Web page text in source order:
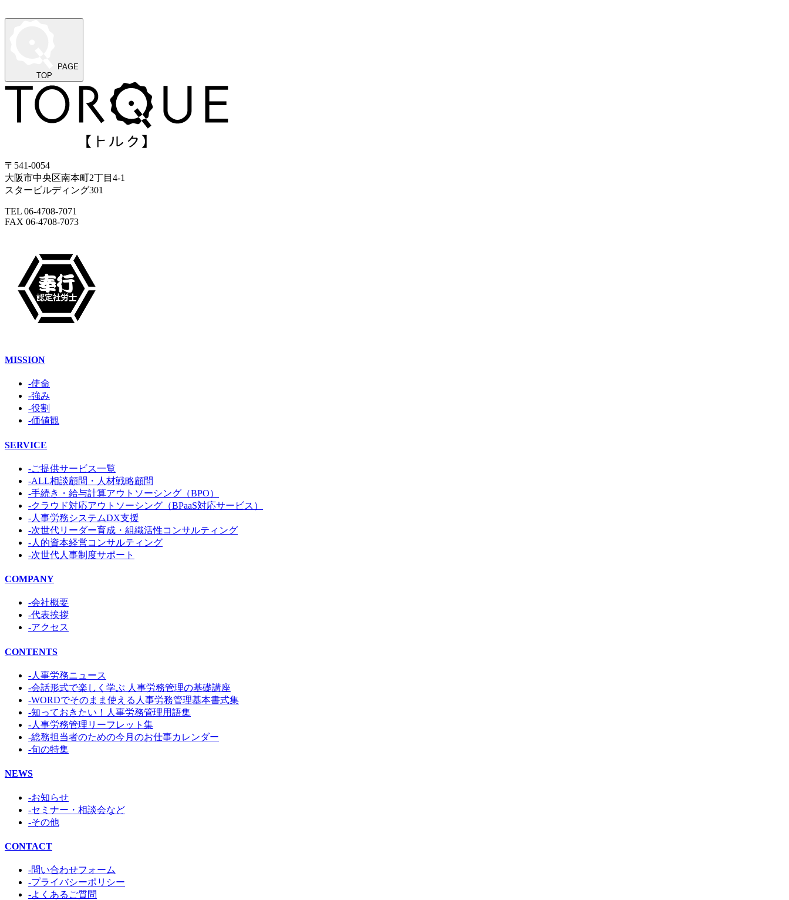
PAGE
TOP
〒541-0054
大阪市中央区南本町2丁目4-1
スタービルディング301
TEL 06-4708-7071
FAX 06-4708-7073
MISSION
-使命
-強み
-役割
-価値観
SERVICE
-ご提供サービス一覧
-ALL相談顧問・人材戦略顧問
-手続き・給与計算アウトソーシング（BPO）
-クラウド対応アウトソーシング（BPaaS対応サービス）
-人事労務システムDX支援
-次世代リーダー育成・組織活性コンサルティング
-人的資本経営コンサルティング
-次世代人事制度サポート
COMPANY
-会社概要
-代表挨拶
-アクセス
CONTENTS
-人事労務ニュース
-会話形式で楽しく学ぶ 人事労務管理の基礎講座
-WORDでそのまま使える人事労務管理基本書式集
-知っておきたい！人事労務管理用語集
-人事労務管理リーフレット集
-総務担当者のための今月のお仕事カレンダー
-旬の特集
NEWS
-お知らせ
-セミナー・相談会など
-その他
CONTACT
-問い合わせフォーム
-プライバシーポリシー
-よくあるご質問